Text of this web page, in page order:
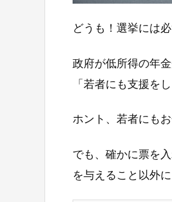
どうも！選挙には必
政府が低所得の年
「若者にも支援を
ホント、若者にもお
でも、確かに票を
を与えること以外